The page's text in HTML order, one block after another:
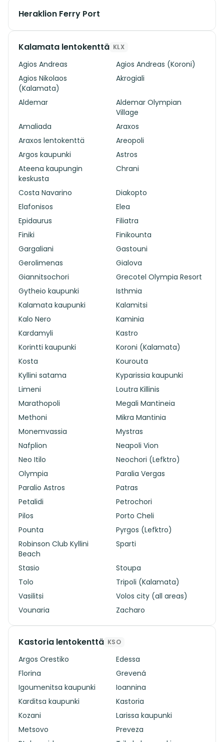
Heraklion Ferry Port
Kalamata lentokenttä KLX
Agios Andreas
Agios Andreas (Koroni)
Agios Nikolaos
(Kalamata)
Akrogiali
Aldemar
Aldemar Olympian
Village
Amaliada
Araxos
Araxos lentokenttä
Areopoli
Argos kaupunki
Astros
Ateena kaupungin
keskusta
Chrani
Costa Navarino
Diakopto
Elafonisos
Elea
Epidaurus
Filiatra
Finiki
Finikounta
Gargaliani
Gastouni
Gerolimenas
Gialova
Giannitsochori
Grecotel Olympia Resort
Gytheio kaupunki
Isthmia
Kalamata kaupunki
Kalamitsi
Kalo Nero
Kaminia
Kardamyli
Kastro
Korintti kaupunki
Koroni (Kalamata)
Kosta
Kourouta
Kyllini satama
Kyparissia kaupunki
Limeni
Loutra Killinis
Marathopoli
Megali Mantineia
Methoni
Mikra Mantinia
Monemvassia
Mystras
Nafplion
Neapoli Vion
Neo Itilo
Neochori (Lefktro)
Olympia
Paralia Vergas
Paralio Astros
Patras
Petalidi
Petrochori
Pilos
Porto Cheli
Pounta
Pyrgos (Lefktro)
Robinson Club Kyllini
Beach
Sparti
Stasio
Stoupa
Tolo
Tripoli (Kalamata)
Vasilitsi
Volos city (all areas)
Vounaria
Zacharo
Kastoria lentokenttä KSO
Argos Orestiko
Edessa
Florina
Grevená
Igoumenitsa kaupunki
Ioannina
Karditsa kaupunki
Kastoria
Kozani
Larissa kaupunki
Metsovo
Preveza